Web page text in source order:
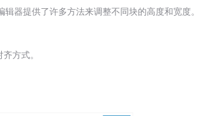
器提供了许多方法来调整不同块的高度和宽度。
方式。